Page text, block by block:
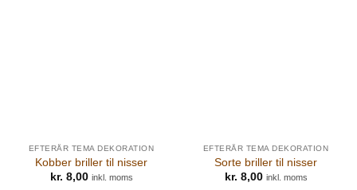
EFTERÅR TEMA DEKORATION
Kobber briller til nisser
kr. 8,00 inkl. moms
EFTERÅR TEMA DEKORATION
Sorte briller til nisser
kr. 8,00 inkl. moms